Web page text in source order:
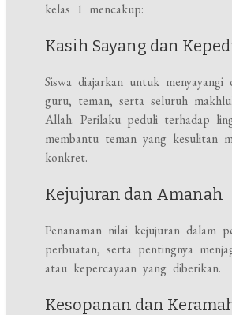
kelas 1 mencakup:
Kasih Sayang dan
Siswa diajarkan untuk menyayangi
guru, teman, serta seluruh
Allah. Perilaku peduli terhadap
membantu teman yang kesulitan
konkret.
Kejujuran dan Amanah
Penanaman nilai kejujuran dalam
perbuatan, serta pentingnya
atau kepercayaan yang diberikan.
Kesopanan dan